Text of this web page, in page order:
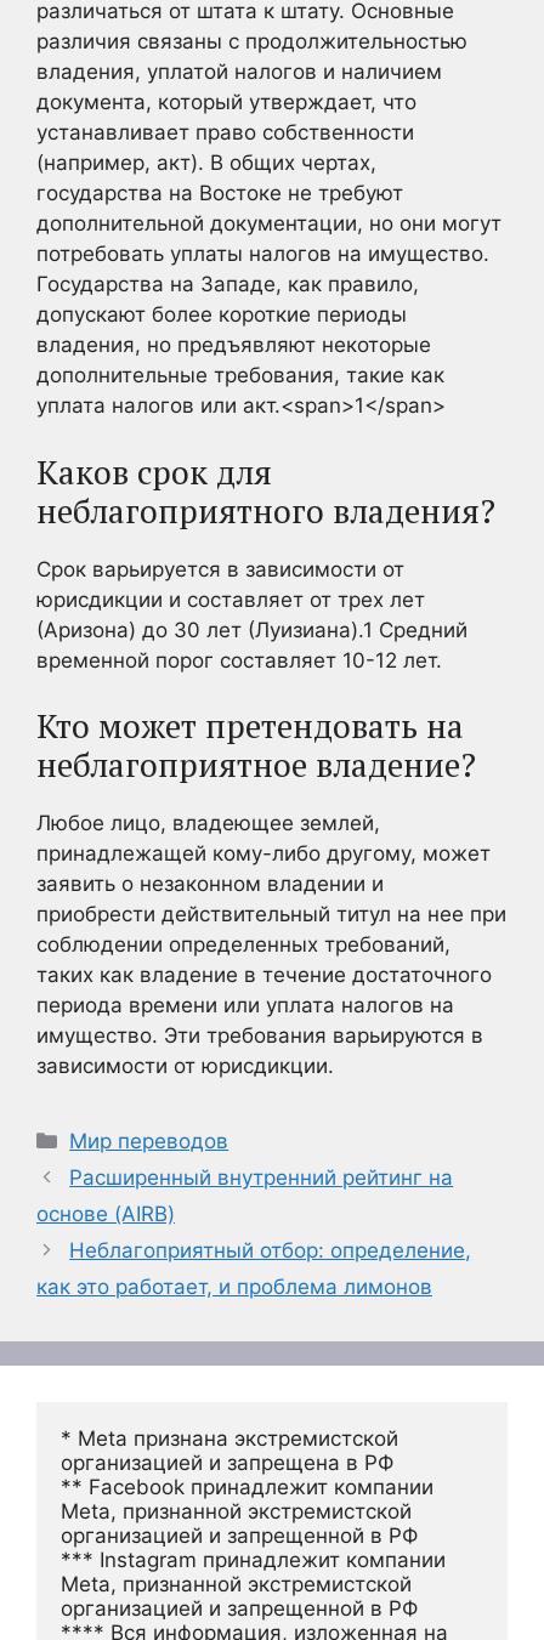
различаться от штата к штату. Основные
различия связаны с продолжительностью
владения, уплатой налогов и наличием
документа, который утверждает, что
устанавливает право собственности
(например, акт). В общих чертах,
государства на Востоке не требуют
дополнительной документации, но они могут
потребовать уплаты налогов на имущество.
Государства на Западе, как правило,
допускают более короткие периоды
владения, но предъявляют некоторые
дополнительные требования, такие как
уплата налогов или акт.<span>1</span>
Каков срок для
неблагоприятного владения?
Срок варьируется в зависимости от
юрисдикции и составляет от трех лет
(Аризона) до 30 лет (Луизиана).1 Средний
временной порог составляет 10-12 лет.
Кто может претендовать на
неблагоприятное владение?
Любое лицо, владеющее землей,
принадлежащей кому-либо другому, может
заявить о незаконном владении и
приобрести действительный титул на нее при
соблюдении определенных требований,
таких как владение в течение достаточного
периода времени или уплата налогов на
имущество. Эти требования варьируются в
зависимости от юрисдикции.
Рубрики
Мир переводов
Расширенный внутренний рейтинг на
основе (AIRB)
Неблагоприятный отбор: определение,
как это работает, и проблема лимонов
* Meta признана экстремистской
организацией и запрещена в РФ
** Facebook принадлежит компании
Meta, признанной экстремистской
организацией и запрещенной в РФ
*** Instagram принадлежит компании
Meta, признанной экстремистской
организацией и запрещенной в РФ
**** Вся информация, изложенная на